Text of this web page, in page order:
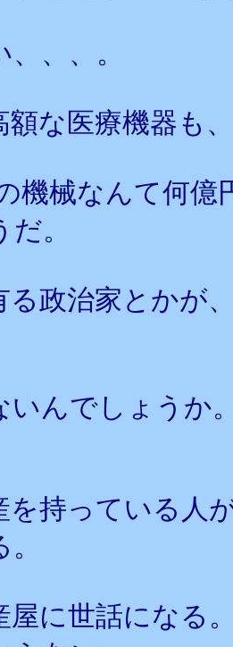
、、。
額な医療機器も
機械なんて何億
。
る政治家とかが
いんでしょうか
を持っている人
屋に世話になる